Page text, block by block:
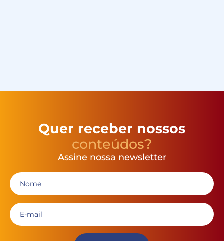
Quer receber nossos
conteúdos?
Assine nossa newsletter